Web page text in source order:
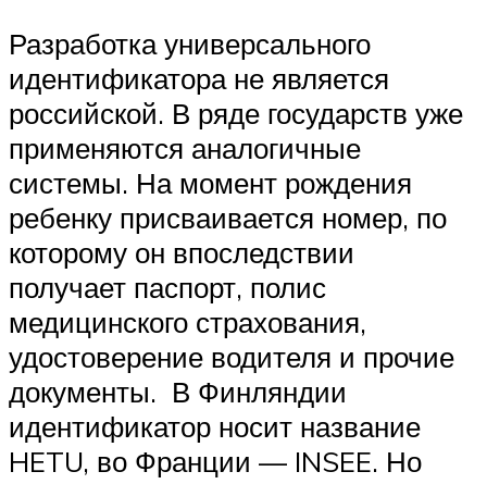
Разработка универсального
идентификатора не является
российской. В ряде государств уже
применяются аналогичные
системы. На момент рождения
ребенку присваивается номер, по
которому он впоследствии
получает паспорт, полис
медицинского страхования,
удостоверение водителя и прочие
документы. В Финляндии
идентификатор носит название
HETU, во Франции — INSEE. Но